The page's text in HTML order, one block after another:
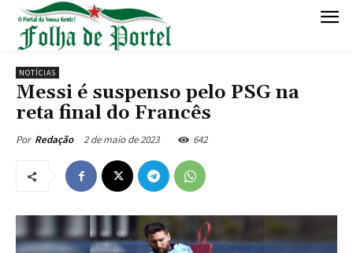
NOTÍCIAS
Messi é suspenso pelo PSG na
reta final do Francês
Por Redação 2 de maio de 2023 642